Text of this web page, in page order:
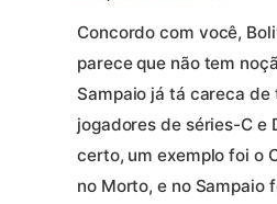
Concordo com você,
parece que não tem
Sampaio já tá careca
jogadores de séries-C e
certo, um exemplo foi o
no Morto, e no Sampaio